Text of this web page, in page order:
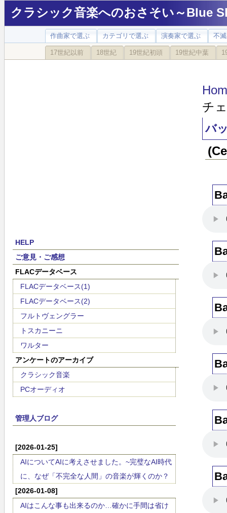
クラシック音楽へのおさそい～Blue
作曲家で選ぶ カテゴリで選ぶ 演奏家で選ぶ 不
17世紀以前 18世紀 19世紀初頭 19世紀中葉
HELP
ご意見・ご感想
FLACデータベース
FLACデータベース(1)
FLACデータベース(2)
フルトヴェングラー
トスカニーニ
ワルター
アンケートのアーカイブ
クラシック音楽
PCオーディオ
管理人ブログ
[2026-01-25]
AIについてAIに考えさせました。~完璧なAI時代
に、なぜ「不完全な人間」の音楽が輝くのか？
[2026-01-08]
AIはこんな事も出来るのか…確かに手間は省け
チ
バ